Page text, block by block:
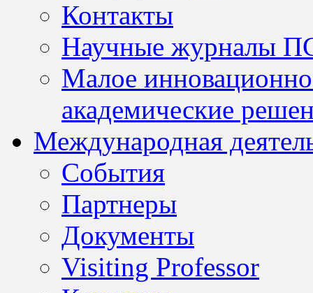
Контакты
Научные журналы
Малое
академические
Международная
События
Партнеры
Документы
Visiting Professor